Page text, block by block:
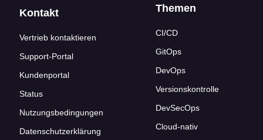
Kontakt
Vertrieb kontaktieren
Support-Portal
Kundenportal
Status
Nutzungsbedingungen
Datenschutzerklärung
Themen
CI/CD
GitOps
DevOps
Versionskontrolle
DevSecOps
Cloud-nativ